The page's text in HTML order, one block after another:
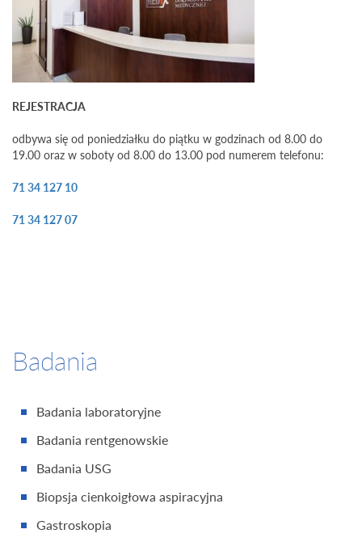
REJESTRACJA
odbywa się od poniedziałku do piątku w godzinach od 8.00 do
19.00 oraz w soboty od 8.00 do 13.00 pod numerem telefonu:
71 34 127 10
71 34 127 07
Badania
Badania laboratoryjne
Badania rentgenowskie
Badania USG
Biopsja cienkoigłowa aspiracyjna
Gastroskopia